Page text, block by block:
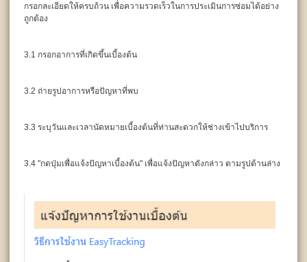
กรอกละเอียดให้ครบถ้วน เพื่อความรวดเร็วในการประเมินการซ่อมได้อย่าง
ถูกต้อง
3.1 กรอกอาการที่เกิดขึ้นเบี้องต้น
3.2 ถ่ายรูปอาการหรือปัญหาที่พบ
3.3 ระบุวันและเวลานัดหมายเบี้องต้นที่ท่านสะดวกให้ช่างเข้าไปบริการ
3.4 "กดปุ่มเพื่อแจ้งปัญหาเบี้องต้น" เพื่อแจ้งปัญหาดังกล่าว ตามรูปด้านล่าง